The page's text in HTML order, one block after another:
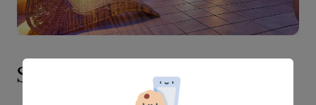
Servicios exclusivos